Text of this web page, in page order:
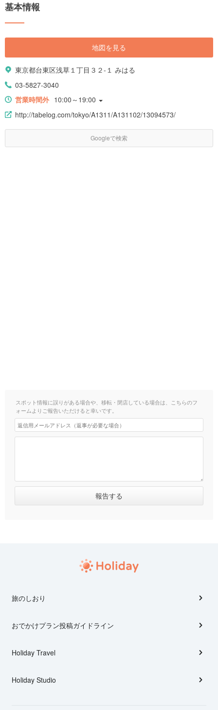
基本情報
地図を見る
東京都台東区浅草１丁目３２-１ みはる
03-5827-3040
営業時間外 10:00～19:00
http://tabelog.com/tokyo/A1311/A131102/13094573/
Googleで検索
スポット情報に誤りがある場合や、移転・閉店している場合は、こちらのフ
ォームよりご報告いただけると幸いです。
旅のしおり
おでかけプラン投稿ガイドライン
Holiday Travel
Holiday Studio